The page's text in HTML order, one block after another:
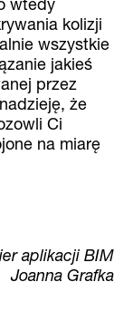
kolizji
wszystkie
jakieś
przez
że
Ci
na miarę
aplikacji BIM
Joanna Grafka